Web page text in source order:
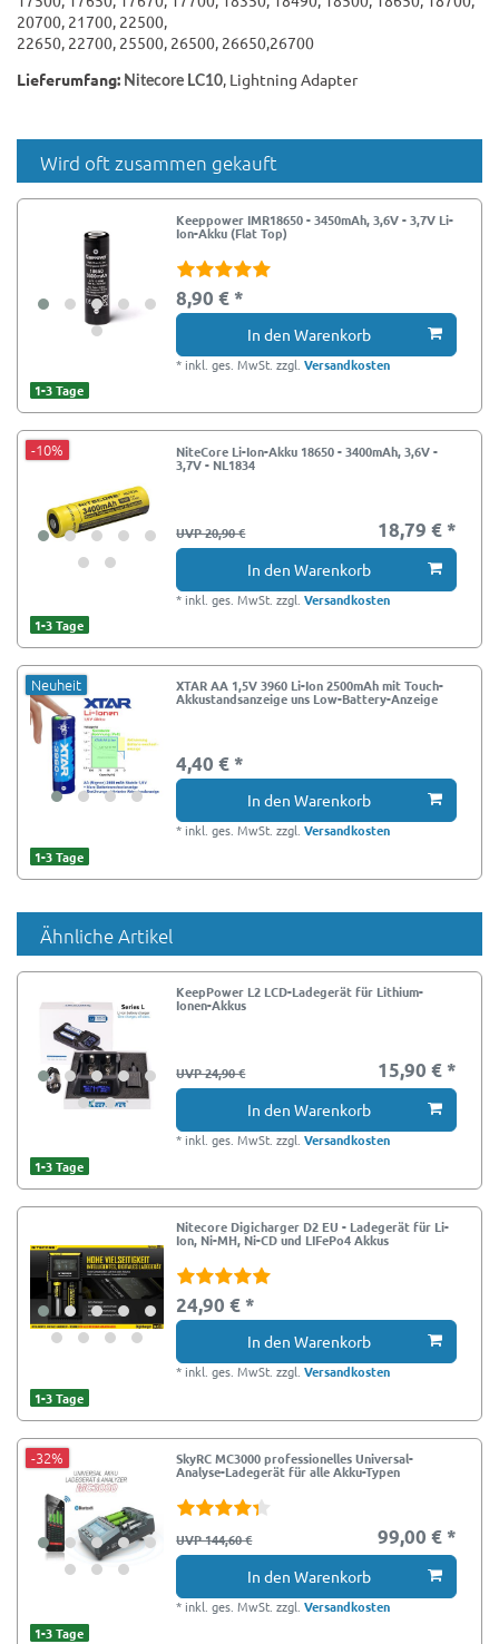
20700, 21700, 22500,
22650, 22700, 25500, 26500, 26650,26700
Lieferumfang: Nitecore LC10, Lightning Adapter
Wird oft zusammen gekauft
Keeppower IMR18650 - 3450mAh, 3,6V - 3,7V Li-
Ion-Akku (Flat Top)
8,90 € *
In den Warenkorb
* inkl. ges. MwSt. zzgl.Versandkosten
1-3 Tage
-10% NiteCore Li-Ion-Akku 18650 - 3400mAh, 3,6V -
3,7V - NL1834
UVP 20,90 € 18,79 € *
In den Warenkorb
* inkl. ges. MwSt. zzgl.Versandkosten
1-3 Tage
Neuheit XTAR AA 1,5V 3960 Li-Ion 2500mAh mit Touch-
Akkustandsanzeige uns Low-Battery-Anzeige
4,40 € *
In den Warenkorb
* inkl. ges. MwSt. zzgl.Versandkosten
1-3 Tage
Ähnliche Artikel
KeepPower L2 LCD-Ladegerät für Lithium-
Ionen-Akkus
UVP 24,90 € 15,90 € *
In den Warenkorb
* inkl. ges. MwSt. zzgl.Versandkosten
1-3 Tage
Nitecore Digicharger D2 EU - Ladegerät für Li-
Ion, Ni-MH, Ni-CD und LIFePo4 Akkus
24,90 € *
In den Warenkorb
* inkl. ges. MwSt. zzgl.Versandkosten
1-3 Tage
-32% SkyRC MC3000 professionelles Universal-
Analyse-Ladegerät für alle Akku-Typen
UVP 144,60 € 99,00 € *
In den Warenkorb
* inkl. ges. MwSt. zzgl.Versandkosten
1-3 Tage